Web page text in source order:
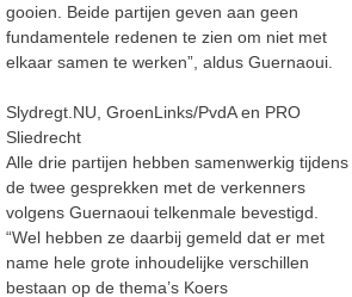
gooien. Beide partijen geven aan geen
fundamentele redenen te zien om niet met
elkaar samen te werken”, aldus Guernaoui.
Slydregt.NU, GroenLinks/PvdA en PRO
Sliedrecht
Alle drie partijen hebben samenwerkig tijdens
de twee gesprekken met de verkenners
volgens Guernaoui telkenmale bevestigd.
“Wel hebben ze daarbij gemeld dat er met
name hele grote inhoudelijke verschillen
bestaan op de thema’s Koers